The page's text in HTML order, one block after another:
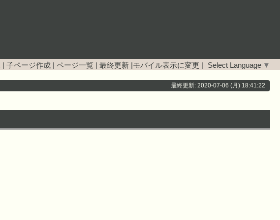
子ページ作成 ページ一覧 最終更新 モバイル表示に変更 Select Language ▼
最終更新: 2020-07-06 (月) 18:41:22